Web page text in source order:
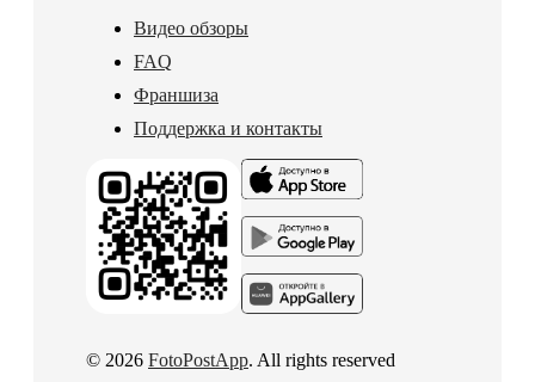
Видео обзоры
FAQ
Франшиза
Поддержка и контакты
© 2026 FotoPostApp. All rights reserved